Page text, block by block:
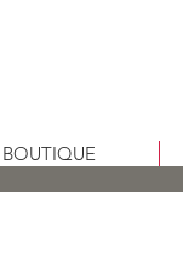
BOUTIQUE